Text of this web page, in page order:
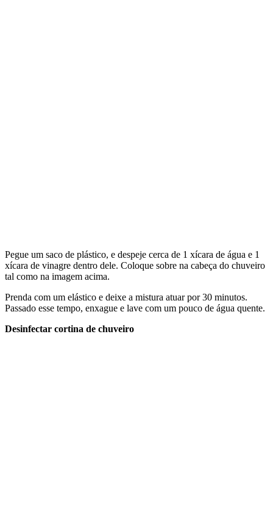
Pegue um saco de plástico, e despeje cerca de 1 xícara de água e 1
xícara de vinagre dentro dele. Coloque sobre na cabeça do chuveiro
tal como na imagem acima.
Prenda com um elástico e deixe a mistura atuar por 30 minutos.
Passado esse tempo, enxague e lave com um pouco de água quente.
Desinfectar cortina de chuveiro